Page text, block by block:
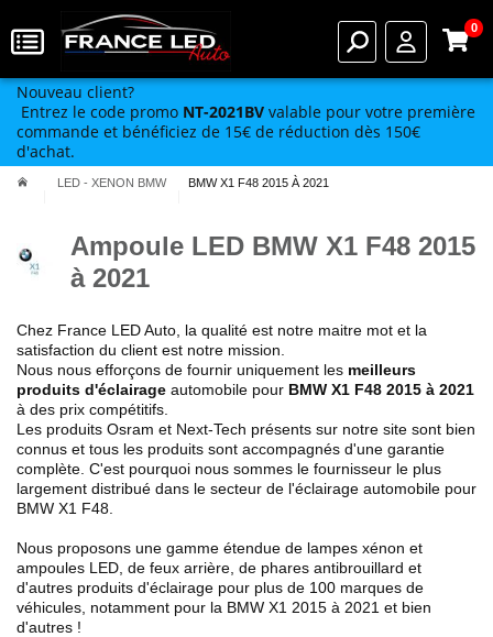
0
Nouveau client?
Entrez le code promo NT-2021BV valable pour votre première
commande et bénéficiez de 15€ de réduction dès 150€
d'achat.
LED - XENON BMW BMW X1 F48 2015 À 2021
Ampoule LED BMW X1 F48 2015
à 2021
Chez France LED Auto, la qualité est notre maitre mot et la
satisfaction du client est notre mission
Nous nous efforçons de fournir uniquement les meilleurs
produits d'éclairage automobile pour BMW X1 F48 2015 à 2021
à des prix compétitifs.
Les produits Osram et Next-Tech présents sur notre site sont bien
connus et tous les produits sont accompagnés d'une garantie
complète. C'est pourquoi nous sommes le fournisseur le plus
largement distribué dans le secteur de l'éclairage automobile pour
BMW X1 F48
Nous proposons une gamme étendue de lampes xénon et
ampoules LED, de feux arrière, de phares antibrouillard et
d'autres produits d'éclairage pour plus de 100 marques de
véhicules, notamment pour la BMW X1 2015 à 2021 et bien
d'autres !